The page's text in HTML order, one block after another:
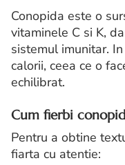
Conopida este o
vitaminele C si K,
sistemul imunitar.
calorii, ceea ce o
echilibrat.
Cum fierbi
Pentru a obtine
fiarta cu atentie: